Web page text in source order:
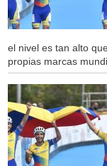
el nivel es tan alto
propias marcas